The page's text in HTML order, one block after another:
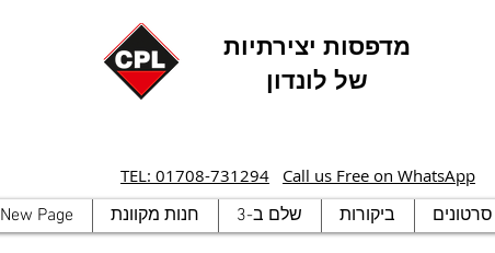
מדפסות יצירתיות
של לונדון
TEL: 01708-731294 Call us Free on WhatsApp
New Page חנות מקוונת שלם ב-3 ביקורות סרטונים